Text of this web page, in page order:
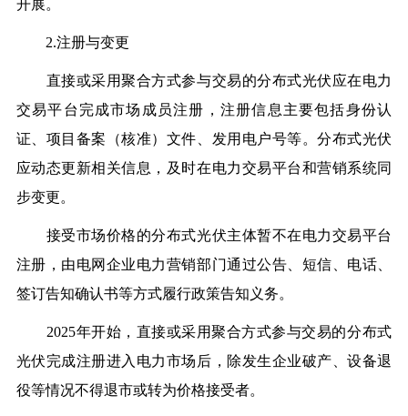
开展。
2.注册与变更
直接或采用聚合方式参与交易的分布式光伏应在电力
交易平台完成市场成员注册，注册信息主要包括身份认
证、项目备案（核准）文件、发用电户号等。分布式光伏
应动态更新相关信息，及时在电力交易平台和营销系统同
步变更。
接受市场价格的分布式光伏主体暂不在电力交易平台
注册，由电网企业电力营销部门通过公告、短信、电话、
签订告知确认书等方式履行政策告知义务。
2025年开始，直接或采用聚合方式参与交易的分布式
光伏完成注册进入电力市场后，除发生企业破产、设备退
役等情况不得退市或转为价格接受者。